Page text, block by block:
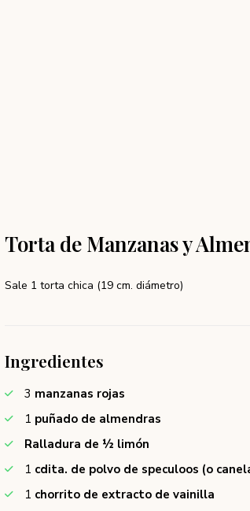
Torta de Manzanas y
Sale 1 torta chica (19 cm. diámetro)
Ingredientes
3 manzanas rojas
1 puñado de almendras
Ralladura de ½ limón
1 cdita. de polvo de speculoos (o
1 chorrito de extracto de vainilla